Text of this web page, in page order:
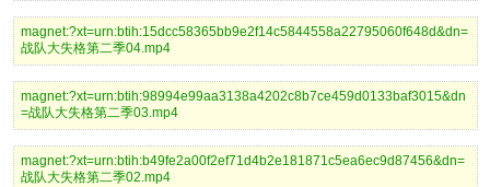
magnet:?xt=urn:btih:15dcc58365bb9e2f14c5844558a22795060f648d&dn=
战队大失格第二季04.mp4
magnet:?xt=urn:btih:98994e99aa3138a4202c8b7ce459d0133baf3015&dn
=战队大失格第二季03.mp4
magnet:?xt=urn:btih:b49fe2a00f2ef71d4b2e181871c5ea6ec9d87456&dn=
战队大失格第二季02.mp4